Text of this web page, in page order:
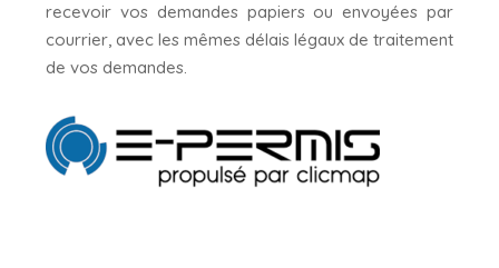
recevoir vos demandes papiers ou envoyées par
courrier, avec les mêmes délais légaux de traitement
de vos demandes.